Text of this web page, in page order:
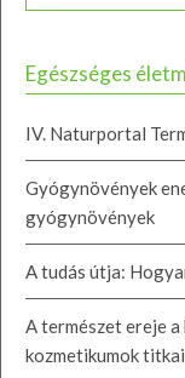
Egészséges
IV. Naturportal
Gyógynövények
gyógynövények
A tudás útja:
A természet ereje
kozmetikumok titkai